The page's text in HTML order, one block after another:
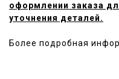
оформлении заказа
уточнения деталей.
Более подробная